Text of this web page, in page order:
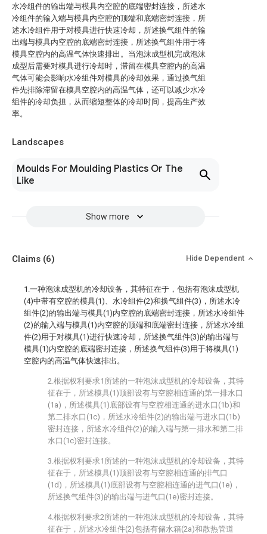
水冷组件的输出端与模具内空腔的底端密封连接，所述水
冷组件的输入端与模具内空腔的顶端和底端密封连接，所
述水冷组件用于对模具进行快速冷却，所述换气组件的输
出端与模具内空腔的底端密封连接，所述换气组件用于将
模具空腔内的高温气体快速排出。当泡沫成型机完成泡沫
成型后需要对模具进行冷却时，滞留在模具空腔内的高温
气体可能会影响水冷组件对模具的冷却效果，通过换气组
件先排除滞留在模具空腔内的高温气体，还可以减少水冷
组件的冷却负担，从而缩短整体的冷却时间，提高生产效
率。
Landscapes
Moulds For Moulding Plastics Or The
Like
Show more
Claims (6) Hide Dependent
1.一种泡沫成型机的冷却设备，其特征在于，包括有泡沫成型机
(4)中带有空腔的模具(1)、水冷组件(2)和换气组件(3)，所述水冷
组件(2)的输出端与模具(1)内空腔的底端密封连接，所述水冷组件
(2)的输入端与模具(1)内空腔的顶端和底端密封连接，所述水冷组
件(2)用于对模具(1)进行快速冷却，所述换气组件(3)的输出端与
模具(1)内空腔的底端密封连接，所述换气组件(3)用于将模具(1)
空腔内的高温气体快速排出。
2.根据权利要求1所述的一种泡沫成型机的冷却设备，其特
征在于，所述模具(1)顶部设有与空腔相连通的第一排水口
(1a)，所述模具(1)底部设有与空腔相连通的进水口(1b)和
第二排水口(1c)，所述水冷组件(2)的输出端与进水口(1b)
密封连接，所述水冷组件(2)的输入端与第一排水和第二排
水口(1c)密封连接。
3.根据权利要求1所述的一种泡沫成型机的冷却设备，其特
征在于，所述模具(1)顶部设有与空腔相连通的排气口
(1d)，所述模具(1)底部设有与空腔相连通的进气口(1e)，
所述换气组件(3)的输出端与进气口(1e)密封连接。
4.根据权利要求2所述的一种泡沫成型机的冷却设备，其特
征在于，所述水冷组件(2)包括有储水箱(2a)和散热管道